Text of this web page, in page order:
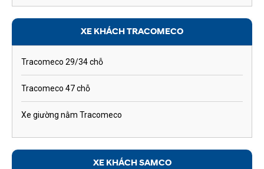
XE KHÁCH TRACOMECO
Tracomeco 29/34 chỗ
Tracomeco 47 chỗ
Xe giường nằm Tracomeco
XE KHÁCH SAMCO